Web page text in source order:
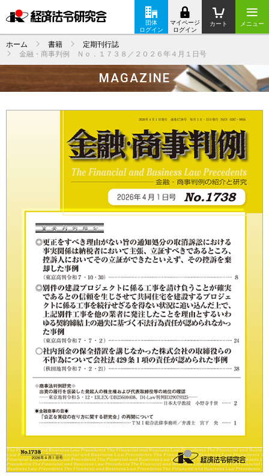
メニュー
カート
マイページ
ログイン
団体
ログイン
ホーム 書籍
定期刊行誌
金融・商事判例 Ｎｏ．１７３８／２０２６年４月１日号
MAGAZINE